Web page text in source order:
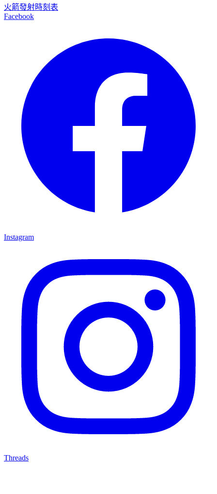
火箭發射時刻表
Facebook
Instagram
Threads